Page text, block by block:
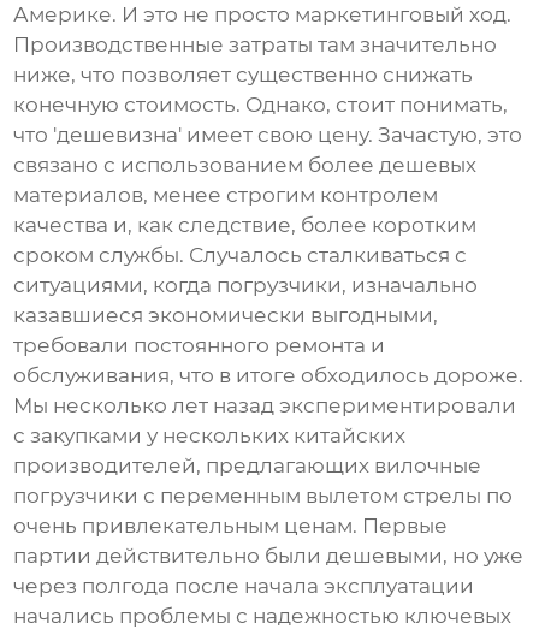
Америке. И это не просто маркетинговый ход.
Производственные затраты там значительно
ниже, что позволяет существенно снижать
конечную стоимость. Однако, стоит понимать,
что 'дешевизна' имеет свою цену. Зачастую, это
связано с использованием более дешевых
материалов, менее строгим контролем
качества и, как следствие, более коротким
сроком службы. Случалось сталкиваться с
ситуациями, когда погрузчики, изначально
казавшиеся экономически выгодными,
требовали постоянного ремонта и
обслуживания, что в итоге обходилось дороже.
Мы несколько лет назад экспериментировали
с закупками у нескольких китайских
производителей, предлагающих вилочные
погрузчики с переменным вылетом стрелы по
очень привлекательным ценам. Первые
партии действительно были дешевыми, но уже
через полгода после начала эксплуатации
начались проблемы с надежностью ключевых